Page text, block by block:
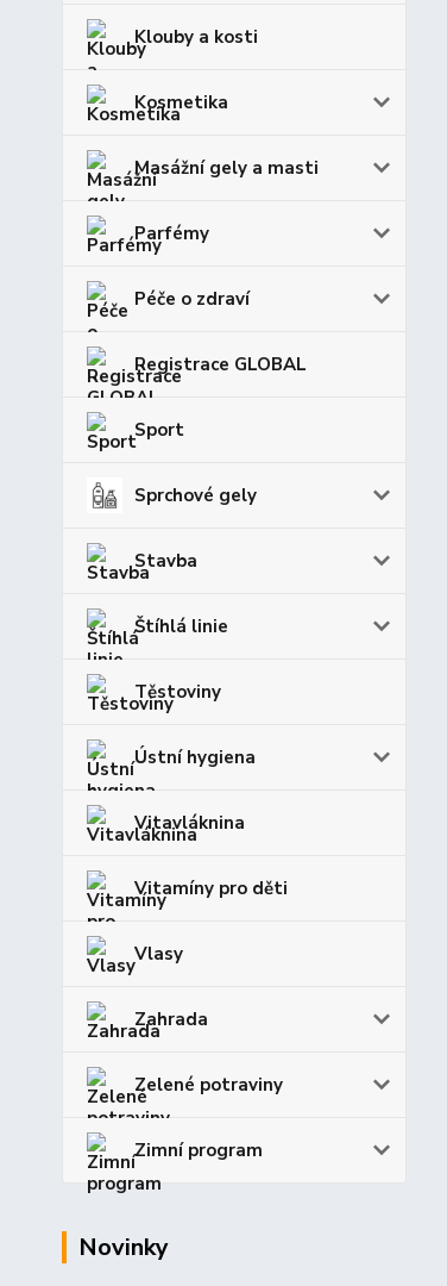
Klouby a kosti
Kosmetika
Masážní gely a masti
Parfémy
Péče o zdraví
Registrace GLOBAL
Sport
Sprchové gely
Stavba
Štíhlá linie
Těstoviny
Ústní hygiena
Vitavláknina
Vitamíny pro děti
Vlasy
Zahrada
Zelené potraviny
Zimní program
Novinky